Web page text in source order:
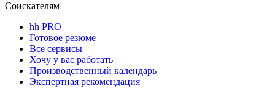
Соискателям
hh PRO
Готовое резюме
Все сервисы
Хочу у вас работать
Производственный календарь
Экспертная рекомендация